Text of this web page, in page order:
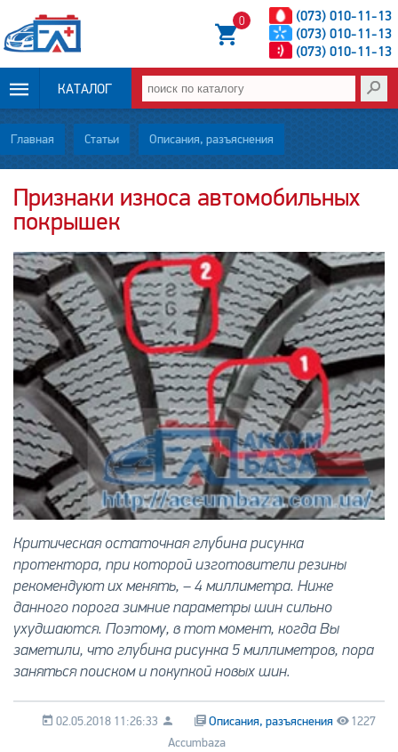
(073) 010-11-13
(073) 010-11-13
(073) 010-11-13
0
КАТАЛОГ
ОПЛАТА И
ДОСТАВКА
НОВОСТИ
СТАТЬИ
О НАС
КОНТАКТЫ
Главная Статьи Описания, разъяснения
Признаки износа автомобильных
покрышек
Критическая остаточная глубина рисунка
протектора, при которой изготовители резины
рекомендуют их менять, – 4 миллиметра. Ниже
данного порога зимние параметры шин сильно
ухудшаются. Поэтому, в тот момент, когда Вы
заметили, что глубина рисунка 5 миллиметров, пора
заняться поиском и покупкой новых шин.
Описания, разъяснения 1227
02.05.2018 11:26:33
Accumbaza